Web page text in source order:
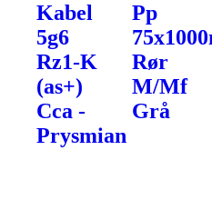
Kabel
5g6
Rz1-K
(as+)
Cca -
Prysmian
Pp
Rør
M/Mf
Grå